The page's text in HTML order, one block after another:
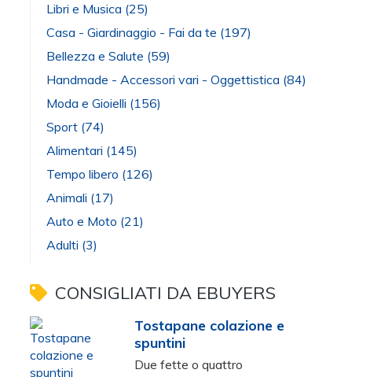
Libri e Musica (25)
Casa - Giardinaggio - Fai da te (197)
Bellezza e Salute (59)
Handmade - Accessori vari - Oggettistica (84)
Moda e Gioielli (156)
Sport (74)
Alimentari (145)
Tempo libero (126)
Animali (17)
Auto e Moto (21)
Adulti (3)
CONSIGLIATI DA EBUYERS
Tostapane colazione e
spuntini
Due fette o quattro